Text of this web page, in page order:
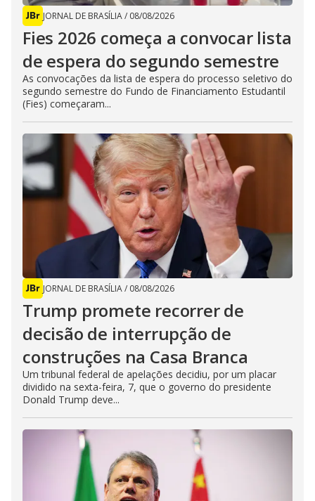
JORNAL DE BRASÍLIA/ 08/08/2026
Fies 2026 começa a convocar lista
de espera do segundo semestre
As convocações da lista de espera do processo seletivo do
segundo semestre do Fundo de Financiamento Estudantil
(Fies) começaram...
JORNAL DE BRASÍLIA/ 08/08/2026
Trump promete recorrer de
decisão de interrupção de
construções na Casa Branca
Um tribunal federal de apelações decidiu, por um placar
dividido na sexta-feira, 7, que o governo do presidente
Donald Trump deve...